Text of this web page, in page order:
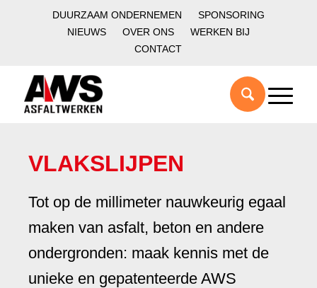
DUURZAAM ONDERNEMEN
SPONSORING
NIEUWS
OVER ONS
WERKEN BIJ
CONTACT
VLAKSLIJPEN
Tot op de millimeter nauwkeurig egaal
maken van asfalt, beton en andere
ondergronden: maak kennis met de
unieke en gepatenteerde AWS